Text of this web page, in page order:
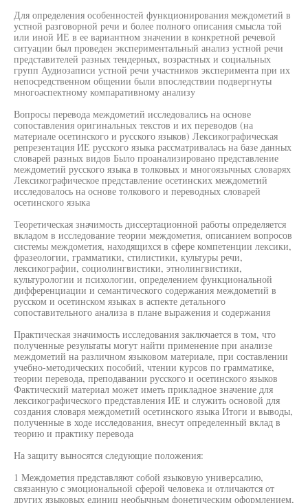
Для определения особенностей функционирования междометий в
устной разговорной речи и более полного описания смысла той
или иной ИЕ в ее вариантном значении в конкретной речевой
ситуации был проведен экспериментальный анализ устной речи
представителей разных тендерных, возрастных и социальных
групп Аудиозаписи устной речи участников эксперимента при их
непосредственном общении были впоследствии подвергнуты
многоаспектному компаративному анализу
Вопросы перевода междометий исследовались на основе
сопоставления оригинальных текстов и их переводов (на
материале осетинского и русского языков) Лексикографическая
репрезентация ИЕ русского языка рассматривалась на базе данных
словарей разных видов Было проанализировано представление
междометий русского языка в толковых и многоязычных словарях
Лексикографическое представление осетинских междометий
исследовалось на основе толкового и переводных словарей
осетинского языка
Теоретическая значимость диссертационной работы определяется
вкладом в исследование теории междометия, описанием вопросов
системы междометия, находящихся в сфере компетенции лексики,
фразеологии, грамматики, стилистики, культуры речи,
лексикографии, социолингвистики, этнолингвистики,
культурологии и психологии, определением функциональной
дифференциации и семантического содержания междометий в
русском и осетинском языках в аспекте детального
сопоставительного анализа в плане выражения и содержания
Практическая значимость исследования заключается в том, что
полученные результаты могут найти применение при анализе
междометий на различном языковом материале, при составлении
учебно-методических пособий, чтении курсов по грамматике,
теории перевода, преподавании русского и осетинского языков
Фактический материал может иметь прикладное значение для
лексикографического представления ИЕ и служить основой для
создания словаря междометий осетинского языка Итоги и выводы,
полученные в ходе исследования, внесут определенный вклад в
теорию и практику перевода
На защиту выносятся следующие положения:
1 Междометия представляют собой языковую универсалию,
связанную с эмоциональной сферой человека и отличаются от
других языковых единиц необычным фонетическим оформлением,